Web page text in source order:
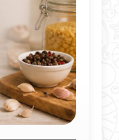
алкоголь